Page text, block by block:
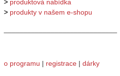
> produktová nabídka
> produkty v našem e-shopu
o programu | registrace | dárky